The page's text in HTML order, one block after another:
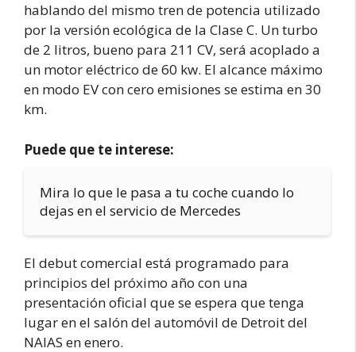
hablando del mismo tren de potencia utilizado
por la versión ecológica de la Clase C. Un turbo
de 2 litros, bueno para 211 CV, será acoplado a
un motor eléctrico de 60 kw. El alcance máximo
en modo EV con cero emisiones se estima en 30
km.
Puede que te interese:
Mira lo que le pasa a tu coche cuando lo
dejas en el servicio de Mercedes
El debut comercial está programado para
principios del próximo año con una
presentación oficial que se espera que tenga
lugar en el salón del automóvil de Detroit del
NAIAS en enero.